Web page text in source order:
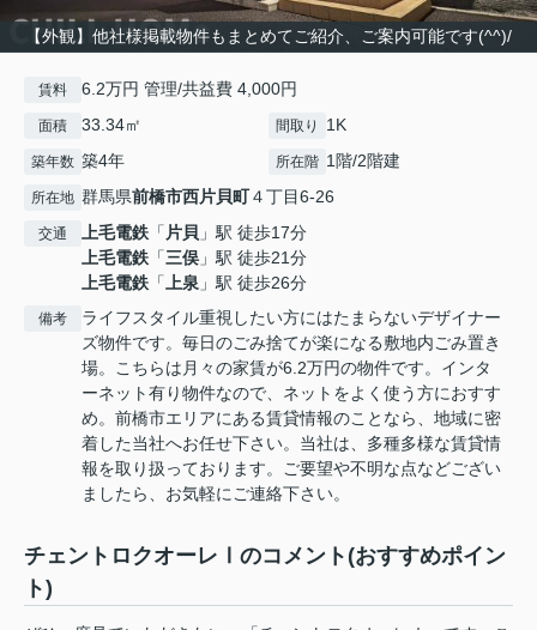
【外観】他社様掲載物件もまとめてご紹介、ご案内可能です(^^)/
賃料 6.2万円 管理/共益費 4,000円
面積 33.34㎡ 間取り 1K
築年数 築4年 所在階 1階/2階建
所在地 群馬県前橋市西片貝町４丁目6-26
交通 上毛電鉄 「片貝 」駅 徒歩17分
上毛電鉄 「三俣 」駅 徒歩21分
上毛電鉄 「上泉 」駅 徒歩26分
備考
ライフスタイル重視したい方にはたまらないデザイナー
ズ物件です。毎日のごみ捨てが楽になる敷地内ごみ置き
場。こちらは月々の家賃が6.2万円の物件です。インタ
ーネット有り物件なので、ネットをよく使う方におすす
め。前橋市エリアにある賃貸情報のことなら、地域に密
着した当社へお任せ下さい。当社は、多種多様な賃貸情
報を取り扱っております。ご要望や不明な点などござい
ましたら、お気軽にご連絡下さい。
チェントロクオーレⅠのコメント(おすすめポイン
ト)